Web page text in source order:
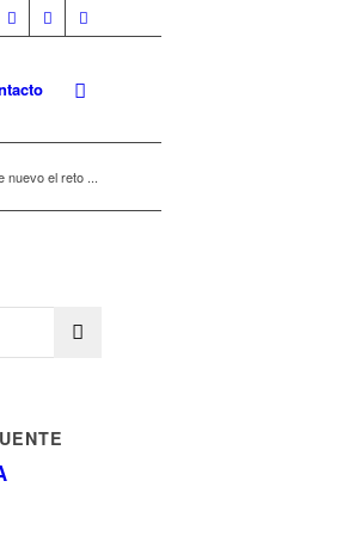
nuevo el reto ...
Aumentar